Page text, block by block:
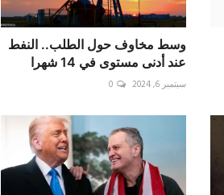
وسط مخاوف حول الطلب.. النفط
عند أدنى مستوى في 14 شهرا
سبتمبر 6, 2024 0